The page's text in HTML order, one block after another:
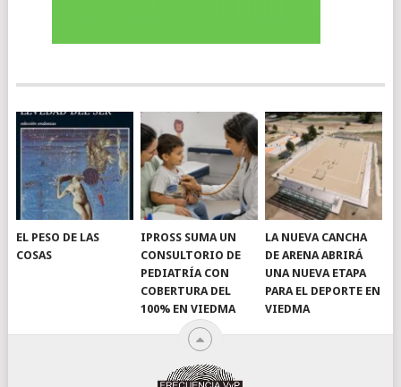
EL PESO DE LAS
COSAS
IPROSS SUMA UN
CONSULTORIO DE
PEDIATRÍA CON
COBERTURA DEL
100% EN VIEDMA
LA NUEVA CANCHA
DE ARENA ABRIRÁ
UNA NUEVA ETAPA
PARA EL DEPORTE EN
VIEDMA